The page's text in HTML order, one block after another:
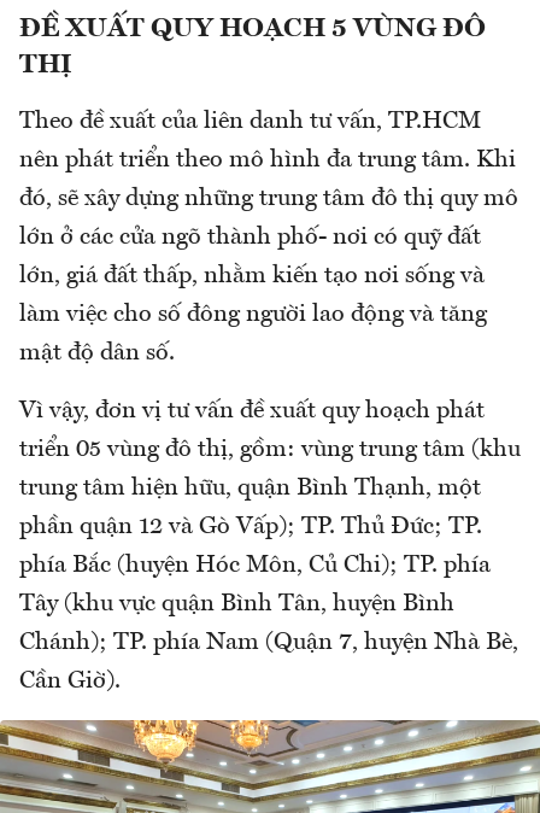
ĐỀXUẤT QUY HOẠCH 5 VÙNG ĐÔ
THỊ
Theo đề xuất của liên danh tư vấn, TP.HCM
nên phát triển theo mô hình đa trung tâm. Khi
đó, sẽ xây dựng những trung tâm đô thị quy mô
lớn ở các cửa ngõ thành phố- nơi có quỹ đất
lớn, giá đất thấp, nhằm kiến tạo nơi sống và
làm việc cho số đông người lao động và tăng
mật độ dân số.
Vì vậy, đơn vị tư vấn đề xuất quy hoạch phát
triển 05 vùng đô thị, gồm: vùng trung tâm (khu
trung tâm hiện hữu, quận Bình Thạnh, một
phần quận 12 và Gò Vấp); TP. Thủ Đức; TP.
phía Bắc (huyện Hóc Môn, Củ Chi); TP. phía
Tây (khu vực quận Bình Tân, huyện Bình
Chánh); TP. phía Nam (Quận 7, huyện Nhà Bè,
Cần Giờ).